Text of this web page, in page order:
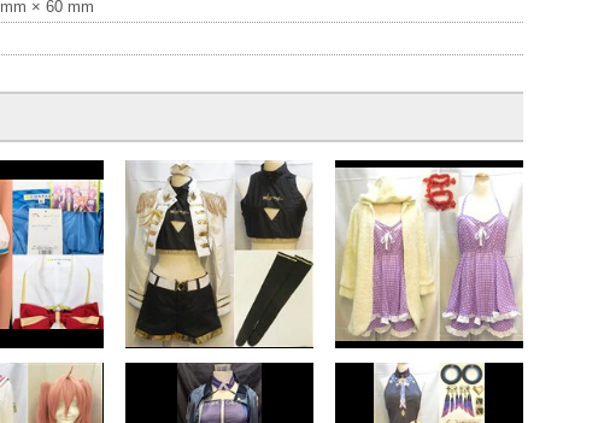
mm × 60 mm